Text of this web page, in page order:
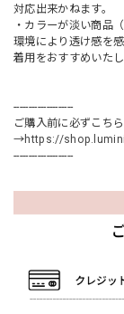
対応出来かねます。
・カラーが淡い商品
環境により透け感を
着用をおすすめいたし
--------------------
ご購入前に必ずこち
→https://
--------------------